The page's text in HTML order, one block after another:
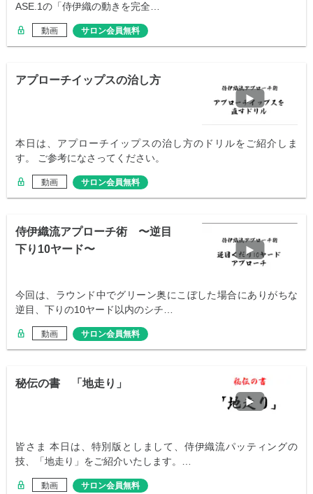
ASE.1の「侍伊織の動きを完全…
動画 サロン会員無料
アプローチイップスの治し方
本日は、アプローチイップスの治し方のドリルをご紹介しま
す。 ご参考になさってください。
動画 サロン会員無料
侍伊織流アプローチ術 〜逆目
下り10ヤード〜
今回は、ラウンド中でグリーン奥にこぼした場合にありがちな
逆目、下りの10ヤード以内のシチ…
動画 サロン会員無料
秘伝の書 「地走り」
皆さま 本日は、特別版としまして、侍伊織流パッティングの
技、「地走り」をご紹介いたします。…
動画 サロン会員無料